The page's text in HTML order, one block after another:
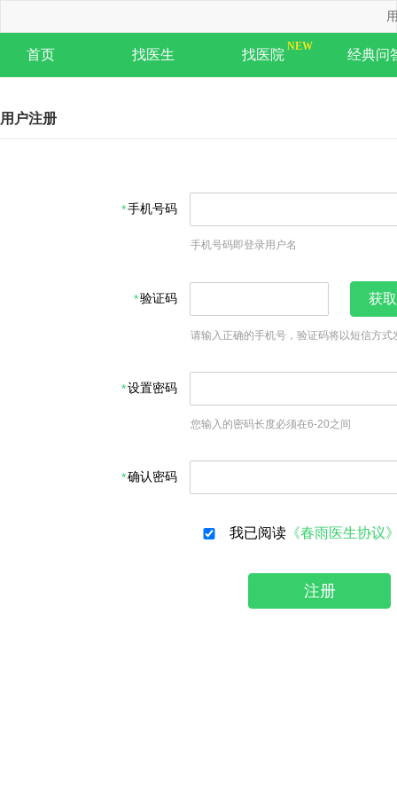
首页 找医生 找医院 经典问
用户注册
手机号码
手机号码即登录用户名
验证码 获
请输入正确的手机号，验证码将以短信方式
设置密码
您输入的密码长度必须在6-20之间
确认密码
我已阅读 《春雨医生协议
注册